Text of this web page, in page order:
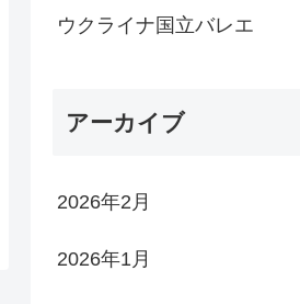
ウクライナ国立バレエ
アーカイブ
2026年2月
2026年1月